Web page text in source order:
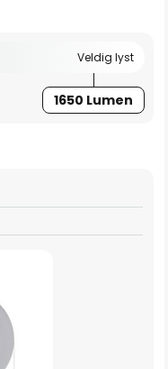
Veldig lyst
1650 Lumen